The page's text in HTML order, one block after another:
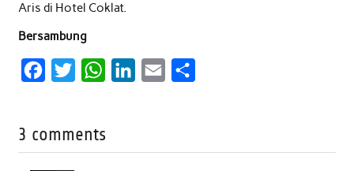
Aris di Hotel Coklat.
Bersambung
e
t
W
t
3 comments